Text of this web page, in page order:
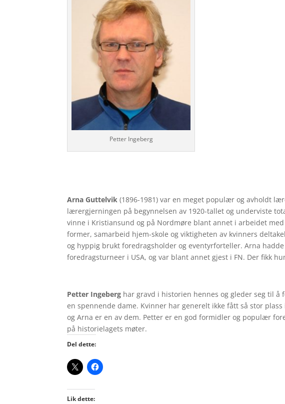
Petter Ingeberg
Arna Guttelvik (1896-1981) var en meget populær og avholdt
lærergjerningen på begynnelsen av 1920-tallet og underviste
vinne i Kristiansund og på Nordmøre blant annet i arbeidet
former, samarbeid hjem-skole og viktigheten av kvinners
og hyppig brukt foredrags­holder og eventyrforteller. Arna
foredragsturneer i USA, og var blant annet gjest i FN. Der fikk
Petter Ingeberg har gravd i historien hennes og gleder seg til
en spennende dame. Kvinner har generelt ikke fått så stor
og Arna er en av dem. Petter er en god formidler og populær
på historielagets møter.
Del dette:
Lik dette: